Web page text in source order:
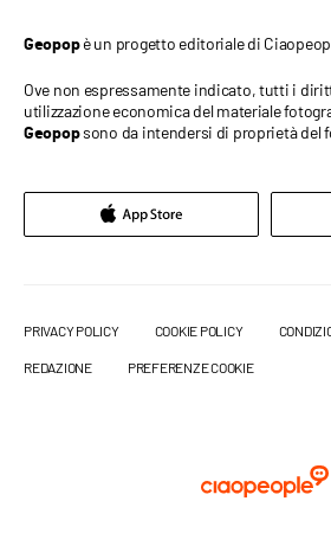
Geopopè un progetto editoriale di
Ove non espressamente indicato, tutti i
utilizzazione economica del materiale
Geopopsono da intendersi di proprietà del
PRIVACY POLICY COOKIE POLICY
REDAZIONE PREFERENZE COOKIE